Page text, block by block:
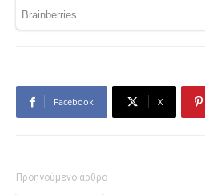
Facebook X
Προηγούμενο άρθρο